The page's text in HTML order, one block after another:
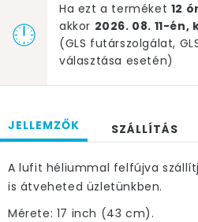
Ha ezt a terméket 12
akkor 2026. 08. 11-én,
(GLS futárszolgálat,
választása esetén)
JELLEMZŐK SZÁLLÍTÁS
A lufit héliummal felfújva
is átveheted üzletünkben.
Mérete: 17 inch (43 cm).